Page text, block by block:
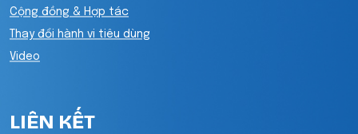
Cộng đồng & Hợp tác
Thay đổi hành vi tiêu dùng
Video
LIÊN KẾT